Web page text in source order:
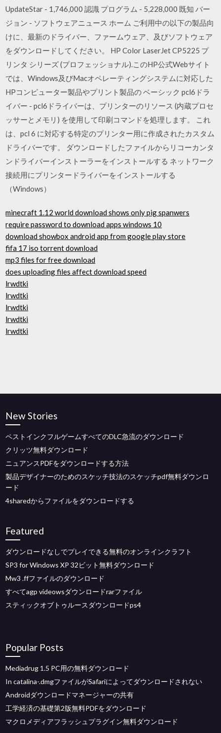
UpdateStar - 1,746,000 認識 プログラム - 5,228,000 既知 バー
ジョン - ソフトウェアニュース ホーム ご利用中の以下の製品向
けに、最新のドライバー、ファームウェア、及びソフトウェア
をダウンロードしてください。 HP Color LaserJet CP5225 プ
リンタ シリーズ (プロフェッショナル).このHP公式Webサイト
では、Windows及びMacオペレーティングシステムに対応した
HPコンピューター製品やプリント製品の ベーシック pcl6ドラ
イバー - pcl6ドライバーは、プリンターのリソース (内蔵プロセ
ッサーとメモリ) を使用して印刷コマンドを処理します。 これ
は、pcl 6 に対応する特定のプリンター用に作成されたカスタム
ドライバーです。 ダウンロードしたファイルからリコーカンタ
ンドライバーインストーラーをインストールする ネットワーク
接続用にプリンタードライバーをインストールする
（Windows）
minecraft 1.12 world download shows only pig spanwers
require password to download apps windows 10
download showbox android app from google play store
fifa 17 iso torrent download
mp3 files for free download
does uploading files affect download speed
lrwdtki
lrwdtki
lrwdtki
lrwdtki
lrwdtki
New Stories
ペストインクフルゲームすべてのDLC急流のダウンロード
クリッツ無料ダウンロード
ニュアンスPDFをダウンロードする方法
製品デザイナーのためのスケッチ技法のスケッチpdf無料ダウンロ
ード
4sharedからファイルをダウンロードする
Featured
ダウンロードなしでプレイできる無料のオンラインクラフト
SP3 for Windows XP 32ビット無料ダウンロード
Mw3 .ffファイルのダウンロード
すべてagp videowsダウンロードrarファイル
スティックオブトゥルースダウンロードps4
Popular Posts
Mediadrug 1.5 PC用の無料ダウンロード
In catalina-.dmgファイルがSafariによってダウンロードされない
Androidダウンロードマネージャーの共有
工学経済の基礎第2版無料PDFをダウンロード
マクロメディアフラッシュプラグイン無料ダウンロード